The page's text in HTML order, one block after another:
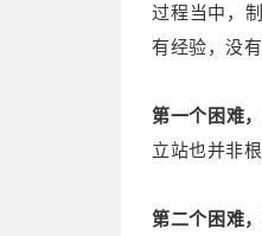
过程当中，
有经验，没
第一个困难
立站也并非
第二个困难